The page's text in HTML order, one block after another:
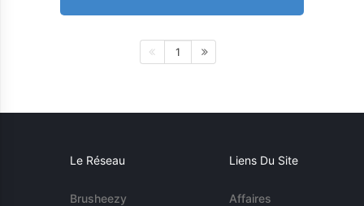
1
Le Réseau
Brusheezy
Liens Du Site
Affaires